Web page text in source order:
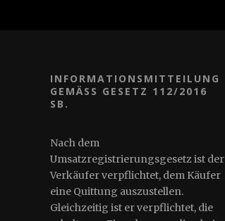
INFORMATIONSMITTEILUNG
GEMÄSS GESETZ 112/2016 S
B.
Nach dem
Umsatzregistrierungsgesetz ist der
Verkäufer verpflichtet, dem Käufer
eine Quittung auszustellen.
Gleichzeitig ist er verpflichtet, die